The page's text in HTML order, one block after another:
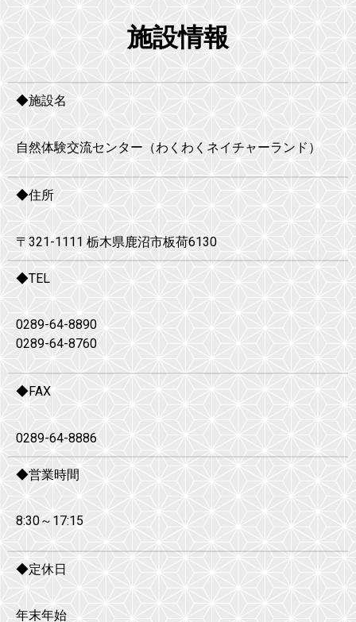
施設情報
◆施設名
自然体験交流センター（わくわくネイチャーランド）
◆住所
〒321-1111 栃木県鹿沼市板荷6130
◆TEL
0289-64-8890
0289-64-8760
◆FAX
0289-64-8886
◆営業時間
8:30～17:15
◆定休日
年末年始